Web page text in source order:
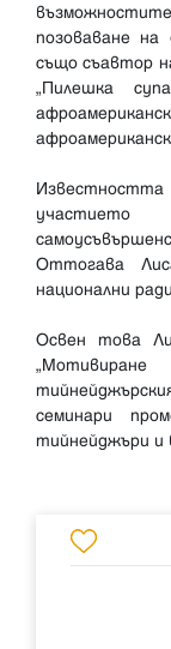
позоваване
също съавтор
„Пилешка
Оттогава
национални
Освен това
семинари
тийнейджъри и